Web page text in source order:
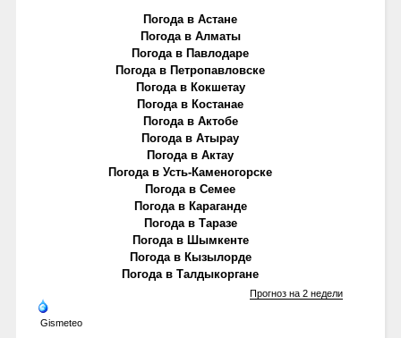
Погода в Астане
Погода в Алматы
Погода в Павлодаре
Погода в Петропавловске
Погода в Кокшетау
Погода в Костанае
Погода в Актобе
Погода в Атырау
Погода в Актау
Погода в Усть-Каменогорске
Погода в Семее
Погода в Караганде
Погода в Таразе
Погода в Шымкенте
Погода в Кызылорде
Погода в Талдыкоргане
Gismeteo
Прогноз на 2 недели